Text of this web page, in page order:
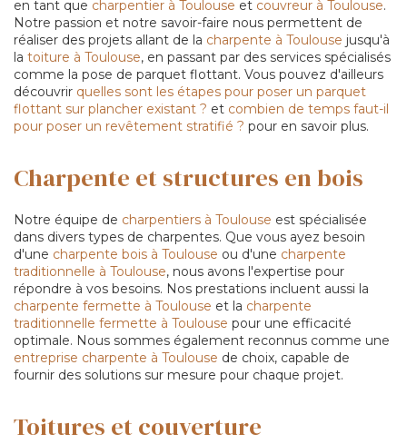
en tant que charpentier à Toulouse et couvreur à Toulouse.
Notre passion et notre savoir-faire nous permettent de
réaliser des projets allant de la charpente à Toulouse jusqu'à
la toiture à Toulouse, en passant par des services spécialisés
comme la pose de parquet flottant. Vous pouvez d'ailleurs
découvrir quelles sont les étapes pour poser un parquet
flottant sur plancher existant ? et combien de temps faut-il
pour poser un revêtement stratifié ? pour en savoir plus.
Charpente et structures en bois
Notre équipe de charpentiers à Toulouse est spécialisée
dans divers types de charpentes. Que vous ayez besoin
d'une charpente bois à Toulouse ou d'une charpente
traditionnelle à Toulouse, nous avons l'expertise pour
répondre à vos besoins. Nos prestations incluent aussi la
charpente fermette à Toulouse et la charpente
traditionnelle fermette à Toulouse pour une efficacité
optimale. Nous sommes également reconnus comme une
entreprise charpente à Toulouse de choix, capable de
fournir des solutions sur mesure pour chaque projet.
Toitures et couverture